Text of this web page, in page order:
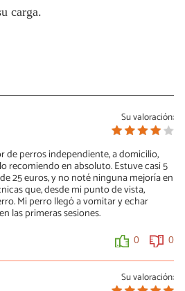
carga.
Su valoración:
de perros independiente, a domicilio,
recomiendo en absoluto. Estuve casi 5
25 euros, y no noté ninguna mejoría en
que, desde mi punto de vista,
Mi perro llegó a vomitar y echar
las primeras sesiones.
0 0
Su valoración: